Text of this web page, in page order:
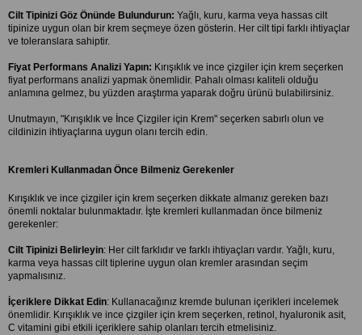
Cilt Tipinizi Göz Önünde Bulundurun: Yağlı, kuru, karma veya hassas cilt
tipinize uygun olan bir krem seçmeye özen gösterin. Her cilt tipi farklı ihtiyaçlar
ve toleranslara sahiptir.
Fiyat Performans Analizi Yapın: Kırışıklık ve ince çizgiler için krem seçerken
fiyat performans analizi yapmak önemlidir. Pahalı olması kaliteli olduğu
anlamına gelmez, bu yüzden araştırma yaparak doğru ürünü bulabilirsiniz.
Unutmayın, "Kırışıklık ve İnce Çizgiler için Krem" seçerken sabırlı olun ve
cildinizin ihtiyaçlarına uygun olanı tercih edin.
Kremleri Kullanmadan Önce Bilmeniz Gerekenler
Kırışıklık ve ince çizgiler için krem seçerken dikkate almanız gereken bazı
önemli noktalar bulunmaktadır. İşte kremleri kullanmadan önce bilmeniz
gerekenler:
Cilt Tipinizi Belirleyin: Her cilt farklıdır ve farklı ihtiyaçları vardır. Yağlı, kuru,
karma veya hassas cilt tiplerine uygun olan kremler arasından seçim
yapmalısınız.
İçeriklere Dikkat Edin: Kullanacağınız kremde bulunan içerikleri incelemek
önemlidir. Kırışıklık ve ince çizgiler için krem seçerken, retinol, hyaluronik asit,
C vitamini gibi etkili içeriklere sahip olanları tercih etmelisiniz.